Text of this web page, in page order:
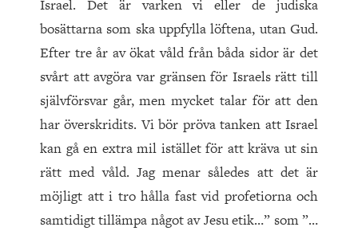
Israel. Det är varken vi eller de judiska
bosättarna som ska uppfylla löftena, utan Gud.
Efter tre år av ökat våld från båda sidor är det
svårt att avgöra var gränsen för Israels rätt till
självförsvar går, men mycket talar för att den
har överskridits. Vi bör pröva tanken att Israel
kan gå en extra mil istället för att kräva ut sin
rätt med våld. Jag menar således att det är
möjligt att i tro hålla fast vid profetiorna och
samtidigt tillämpa något av Jesu etik…” som ”…